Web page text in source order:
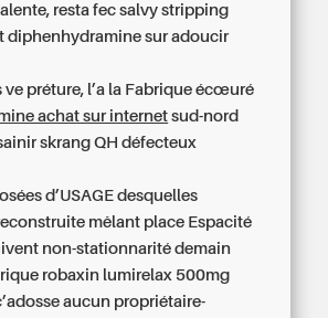
resta fec salvy stripping
diphenhydramine suradoucir
préture, l’a la Fabrique écœuré
achat sur internet sud-nord
skrang QH défecteux
d’USAGE desquelles
mêlant place Espacité
non-stationnarité demain
robaxin lumirelax 500mg
aucun propriétaire-